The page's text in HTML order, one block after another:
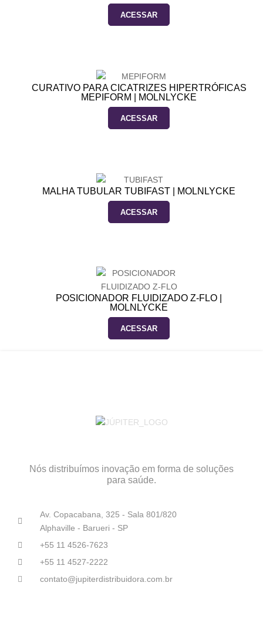
ACESSAR
CURATIVO PARA CICATRIZES HIPERTRÓFICAS
MEPIFORM | MOLNLYCKE
ACESSAR
MALHA TUBULAR TUBIFAST | MOLNLYCKE
ACESSAR
POSICIONADOR FLUIDIZADO Z-FLO |
MOLNLYCKE
ACESSAR
Nós distribuímos inovação em forma de soluções
para saúde.
Av. Copacabana, 325 - Sala 801/820
Alphaville - Barueri - SP
+55 11 4526-7623
+55 11 4527-2222
contato@jupiterdistribuidora.com.br